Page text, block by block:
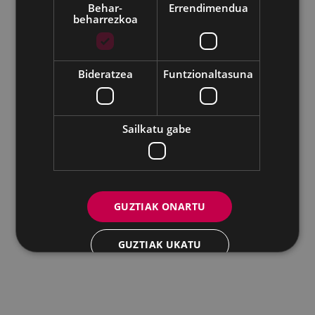
Udalaren sare sozial guztiak
Eibarko Andretxea - Isasi kalea, 11 | 20600 Eibar
Andretxea: 943 54 39 38Berdintasuna: 943 70 84 40
andretxea@eibar.eus
berdintasuna@eibar.eus
IFZ: P2003100A | DIR3 L01200300
Behar-
beharrezkoa
Errendimendua
Bideratzea Funtzionaltasuna
Sailkatu gabe
GUZTIAK ONARTU
GUZTIAK UKATU